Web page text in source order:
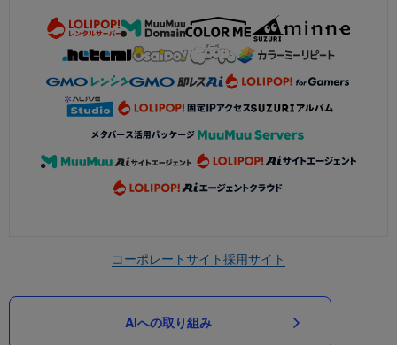
コーポレートサイト採用サイト
AIへの取り組み